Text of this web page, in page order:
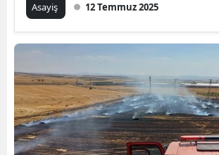
Asayiş 12 Temmuz 2025